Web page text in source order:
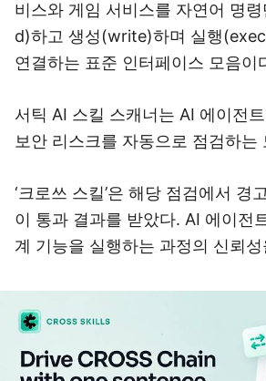
비스와 게임 서비스를 자연어 명
d)하고 생성(write)하며 실행
연결하는 표준 인터페이스 모음이
서틱 AI 스킬 스캐너는 AI 에이전
보안 리스크를 자동으로 점검하는
‘크로쓰 스킬’은 해당 점검에서 경
이 통과 결과를 받았다. AI 에이전
계 기능을 실행하는 과정의 신뢰